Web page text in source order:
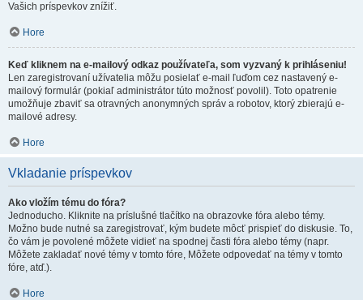
Vašich príspevkov znížiť.
Hore
Keď kliknem na e-mailový odkaz používateľa, som vyzvaný k prihláseniu!
Len zaregistrovaní užívatelia môžu posielať e-mail ľuďom cez nastavený e-
mailový formulár (pokiaľ administrátor túto možnosť povolil). Toto opatrenie
umožňuje zbaviť sa otravných anonymných správ a robotov, ktorý zbierajú e-
mailové adresy.
Hore
Vkladanie príspevkov
Ako vložím tému do fóra?
Jednoducho. Kliknite na príslušné tlačítko na obrazovke fóra alebo témy.
Možno bude nutné sa zaregistrovať, kým budete môcť prispieť do diskusie. To,
čo vám je povolené môžete vidieť na spodnej časti fóra alebo témy (napr.
Môžete zakladať nové témy v tomto fóre, Môžete odpovedať na témy v tomto
fóre, atď.).
Hore